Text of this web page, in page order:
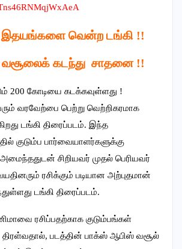
வென்ற டங்கி !!
வசூலைக் கடந்து சாதனை !!
200 கோடியை கடக்கவுள்ளது !
வரவேற்பை பெற்று வெற்றிகரமாக
டங்கி திரைப்படம். இந்த
குடும்ப பார்வையாளர்களுக்கு
சிறியவர் முதல் பெரியவர்
ரசிக்கும் படியான அற்புதமான்
டங்கி திரைப்படம்.
ரசிப்பதற்காக குடும்பங்கள்
திரள்வதால், படத்தின் பாக்ஸ் ஆபிஸ் வசூல்